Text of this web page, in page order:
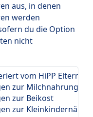
aus, in denen
werden
du die Option
nicht